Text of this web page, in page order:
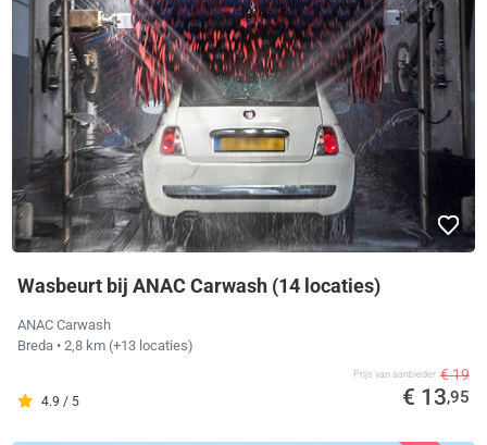
Wasbeurt bij ANAC Carwash (14 locaties)
ANAC Carwash
Breda • 2,8 km (+13 locaties)
4.9 / 5
Prijs van aanbieder € 19
€ 13,95